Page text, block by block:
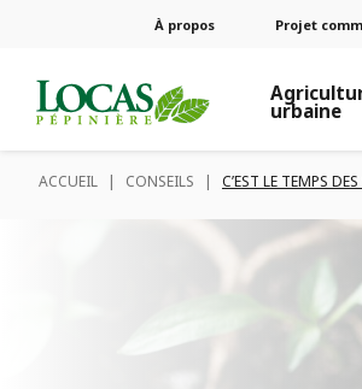
À propos Projet
urbaine
ACCUEIL | CONSEILS | C’EST LE TEMPS